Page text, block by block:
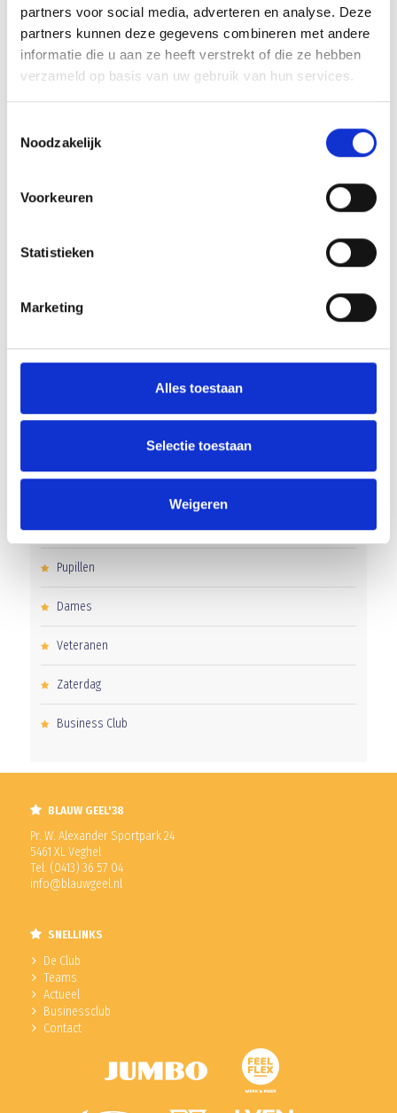
partners voor social media, adverteren en analyse. Deze
partners kunnen deze gegevens combineren met andere
informatie die u aan ze heeft verstrekt of die ze hebben
verzameld op basis van uw gebruik van hun services.
Noodzakelijk
Voorkeuren
Statistieken
Marketing
Alles toestaan
Selectie toestaan
Weigeren
Groot onderhoud op ons sportpark
Overwinning op Mierlo Hout
Junioren
Pupillen
Dames
Veteranen
Zaterdag
Business Club
BLAUW GEEL'38
Pr. W. Alexander Sportpark 24
5461 XL Veghel
Tel. (0413) 36 57 04
info@blauwgeel.nl
SNELLINKS
De Club
Teams
Actueel
Businessclub
Contact